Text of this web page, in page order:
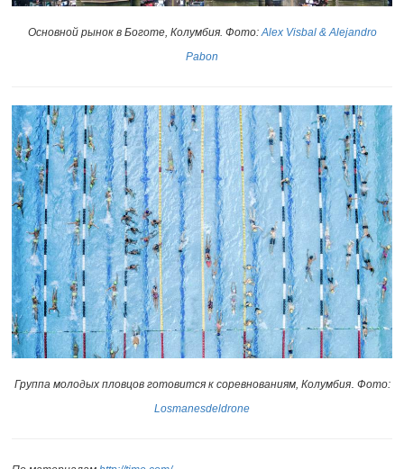
Основной рынок в Боготе, Колумбия. Фото: Alex Visbal & Alejandro
Pabon
Группа молодых пловцов готовится к соревнованиям, Колумбия. Фото:
Losmanesdeldrone